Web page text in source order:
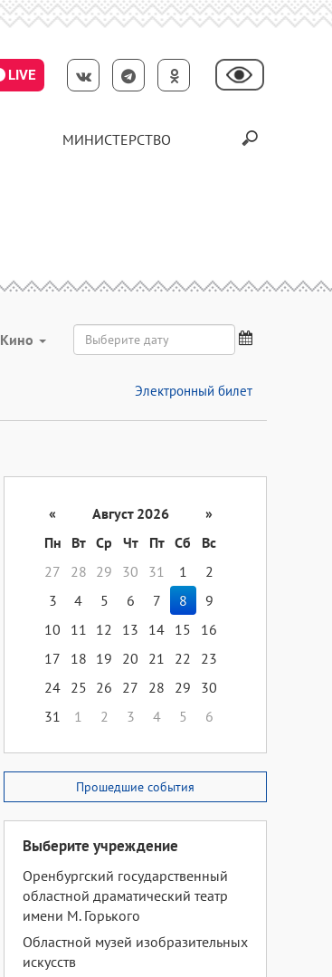
LIVE
МИНИСТЕРСТВО
Кино
Электронный билет
« Август 2026
»
Пн
Вт Ср Чт Пт Сб
Вс
27
28 29 30 31 1
2
3
4 5 6 7 8
9
10
11 12 13 14 15
16
17
18 19 20 21 22
23
24 25 26 27 28 29
30
31
1 2 3 4 5 6
Прошедшие события
Выберите учреждение
Оренбургский государственный
областной драматический театр
имени М. Горького
Областной музей изобразительных
искусств